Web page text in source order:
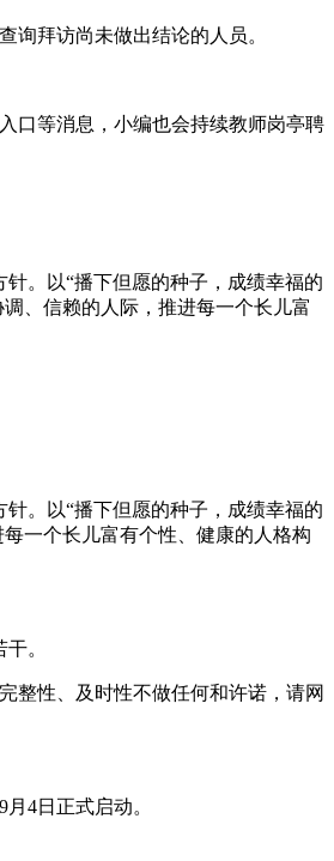
拜访尚未做出结论的人员。
口等消息，小编也会持续教师岗亭聘
。以“播下但愿的种子，成绩幸福的
、信赖的人际，推进每一个长儿富
。以“播下但愿的种子，成绩幸福的
一个长儿富有个性、健康的人格构
。
性、及时性不做任何和许诺，请网
4日正式启动。